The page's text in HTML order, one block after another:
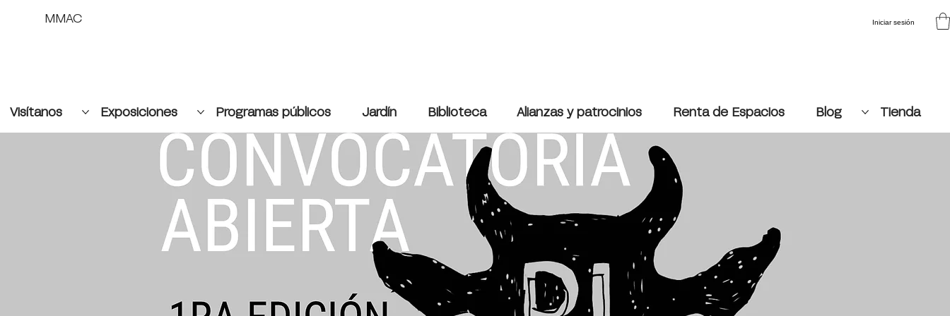
Iniciar sesión
MMAC
Visítanos Exposiciones Programas públicos Jardín Biblioteca Alianzas y patrocinios Renta de Espacios Blog Tienda